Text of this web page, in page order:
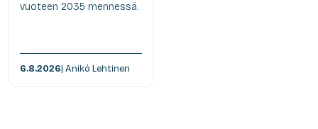
vuoteen 2035 mennessä.
6.8.2026| Anikó Lehtinen